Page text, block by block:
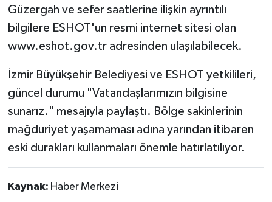
Güzergah ve sefer saatlerine ilişkin ayrıntılı
bilgilere ESHOT'un resmi internet sitesi olan
www.eshot.gov.tr adresinden ulaşılabilecek.
İzmir Büyükşehir Belediyesi ve ESHOT yetkilileri,
güncel durumu "Vatandaşlarımızın bilgisine
sunarız." mesajıyla paylaştı. Bölge sakinlerinin
mağduriyet yaşamaması adına yarından itibaren
eski durakları kullanmaları önemle hatırlatılıyor.
Kaynak: Haber Merkezi